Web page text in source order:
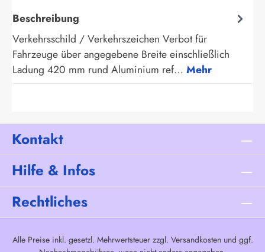
Beschreibung
Verkehrsschild / Verkehrszeichen Verbot für
Fahrzeuge über angegebene Breite einschließlich
Ladung 420 mm rund Aluminium ref… Mehr
Kontakt
Hilfe & Infos
Rechtliches
Alle Preise inkl. gesetzl. Mehrwertsteuer zzgl. Versandkostenund ggf.